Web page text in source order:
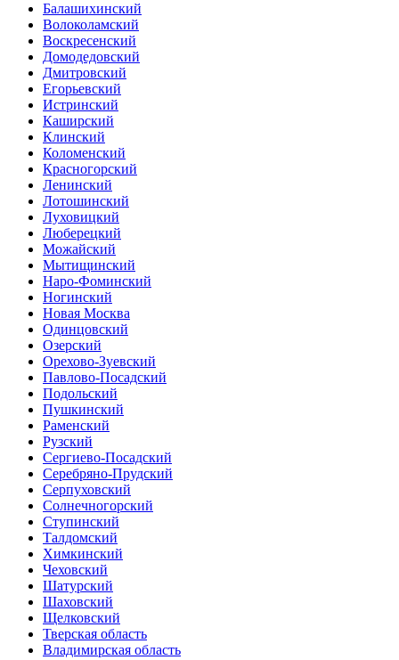
Балашихинский
Волоколамский
Воскресенский
Домодедовский
Дмитровский
Егорьевский
Истринский
Каширский
Клинский
Коломенский
Красногорский
Ленинский
Лотошинский
Луховицкий
Люберецкий
Можайский
Мытищинский
Наро-Фоминский
Ногинский
Новая Москва
Одинцовский
Озерский
Орехово-Зуевский
Павлово-Посадский
Подольский
Пушкинский
Раменский
Рузский
Сергиево-Посадский
Серебряно-Прудский
Серпуховский
Солнечногорский
Ступинский
Талдомский
Химкинский
Чеховский
Шатурский
Шаховский
Щелковский
Тверская область
Владимирская область